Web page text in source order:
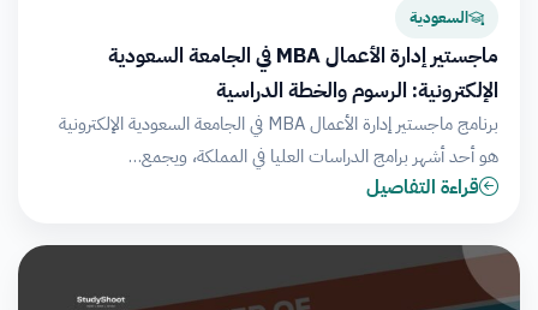
السعودية
ماجستير إدارة الأعمال MBA في الجامعة السعودية
الإلكترونية: الرسوم والخطة الدراسية
برنامج ماجستير إدارة الأعمال MBA في الجامعة السعودية الإلكترونية
هو أحد أشهر برامج الدراسات العليا في المملكة، ويجمع…
قراءة التفاصيل